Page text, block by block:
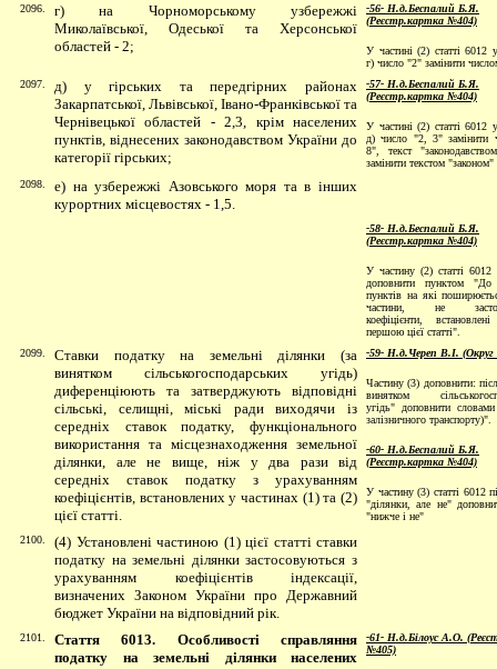
2096.
г) на Чорноморському узбережжі
Миколаївської, Одеської та Херсонської
областей - 2;
-56- Н.д.Беспалий Б.Я.
(Реєстр.картка №404)
У частині (2) статті 6012
г) число "2" замінити
2097.
д) у гірських та передгірних районах
Закарпатської, Львівської, Івано-Франківської та
Чернівецької областей - 2,3, крім населених
пунктів, віднесених законодавством України до
категорії гірських;
-57- Н.д.Беспалий Б.Я.
(Реєстр.картка №404)
У частині (2) статті 6012
д) число "2, 3" замінити
8", текст
замінити текстом "законом"
2098.
е) на узбережжі Азовського моря та в інших
курортних місцевостях - 1,5.
-58- Н.д.Беспалий Б.Я.
(Реєстр.картка №404)
У частину (2) статті 6012
доповнити пунктом "До
пунктів на які
частини, не
коефіцієнти,
першою цієї статті".
2099.
Ставки податку на земельні ділянки (за
винятком сільськогосподарських угідь)
диференціюють та затверджують відповідні
сільські, селищні, міські ради виходячи із
середніх ставок податку, функціонального
використання та місцезнаходження земельної
ділянки, але не вище, ніж у два рази від
середніх ставок податку з урахуванням
коефіцієнтів, встановлених у частинах (1) та (2)
цієї статті.
-59- Н.д.Череп В.І.
Частину (3) доповнити:
винятком
угідь" доповнити
залізничного транспорту)".
-60- Н.д.Беспалий Б.Я.
(Реєстр.картка №404)
У частину (3) статті 6012
"ділянки, але не"
"нижче і не"
2100.
(4) Установлені частиною (1) цієї статті ставки
податку на земельні ділянки застосовуються з
урахуванням коефіцієнтів індексації,
визначених Законом України про Державний
бюджет України на відповідний рік.
2101.
Стаття 6013. Особливості справляння
податку на земельні ділянки населених
-61- Н.д.Білоус А.О.
№405)